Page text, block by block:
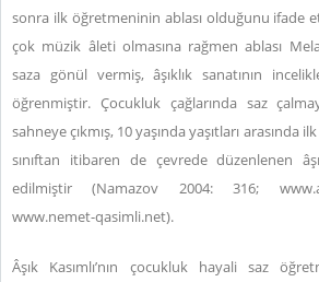
sonra ilk öğretmeninin ablası olduğunu ifade
çok müzik âleti olmasına rağmen ablası
saza gönül vermiş, âşıklık sanatının
öğrenmiştir. Çocukluk çağlarında saz
sahneye çıkmış, 10 yaşında yaşıtları arasında
sınıftan itibaren de çevrede düzenlenen
edilmiştir (Namazov 2004: 316;
www.nemet-qasimli.net).
Âşık Kasımlı’nın çocukluk hayali saz